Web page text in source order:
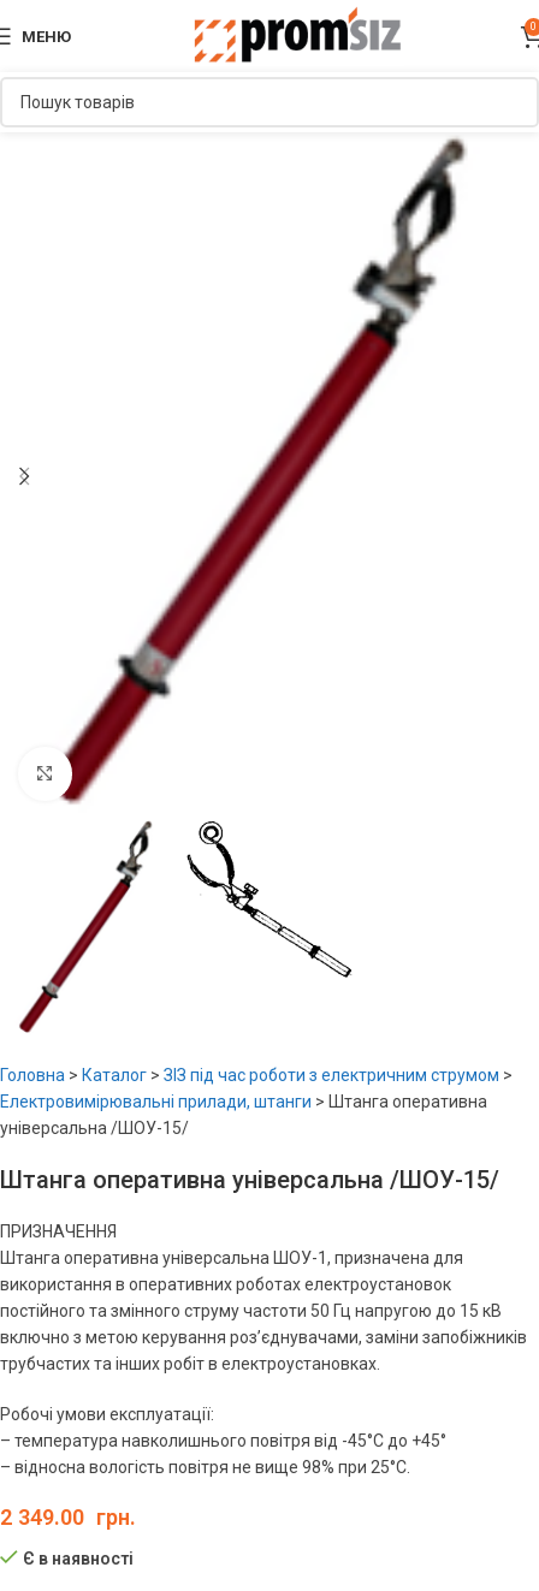
МЕНЮ
0
Увеличить
Головна > Каталог > ЗІЗ під час роботи з електричним струмом >
Електровимірювальні прилади, штанги > Штанга оперативна
універсальна /ШОУ-15/
Штанга оперативна універсальна /ШОУ-15/
ПРИЗНАЧЕННЯ
Штанга оперативна універсальна ШОУ-1, призначена для
використання в оперативних роботах електроустановок
постійного та змінного струму частоти 50 Гц напругою до 15 кВ
включно з метою керування роз’єднувачами, заміни запобіжників
трубчастих та інших робіт в електроустановках.
Робочі умови експлуатації:
– температура навколишнього повітря від -45°С до +45°
– відносна вологість повітря не вище 98% при 25°С.
2 349.00 грн.
Є в наявності